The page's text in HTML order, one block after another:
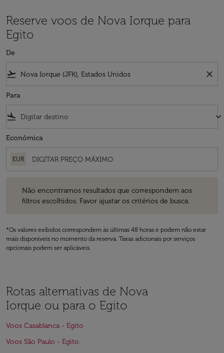
Reserve voos de Nova Iorque para
Egito
De
flight_takeoff close
Para
flight_land keyboard_arrow_down
Econômica
EUR
Não encontramos resultados que correspondem aos
filtros escolhidos. Favor ajustar os critérios de busca.
*Os valores exibidos correspondem às últimas 48 horas e podem não estar
mais disponíveis no momento da reserva. Taxas adicionais por serviços
opcionais podem ser aplicáveis.
Rotas alternativas de Nova
Iorque ou para o Egito
Voos Casablanca - Egito
Voos São Paulo - Egito